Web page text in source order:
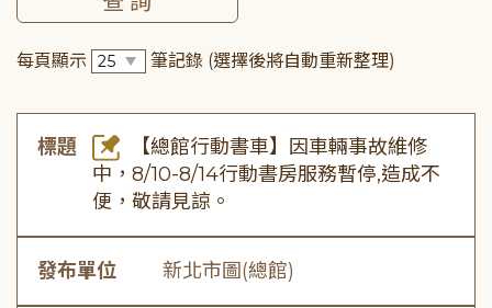
每頁顯示 筆記錄 (選擇後將自動重新整理)
標題
【總館行動書車】因車輛事故維修
中，8/10-8/14行動書房服務暫停,造成不
便，敬請見諒。
發布單位 新北市圖(總館)